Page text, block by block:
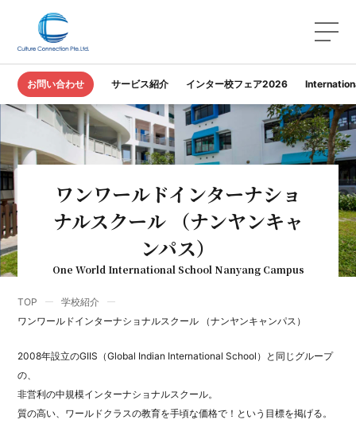
お問い合わせ サービス紹介 インター校フェア2026
ワンワールドインターナショ
ナルスクール （ナンヤンキャ
ンパス）
One World International School Nanyang Campus
TOP
学校紹介
ワンワールドインターナショナルスクール （ナンヤンキャンパス）
2008年設立のGIIS（Global Indian International School）と同じグループ
の、
非営利の中規模インターナショナルスクール。
質の高い、ワールドクラスの教育を手頃な価格で！という目標を掲げる。